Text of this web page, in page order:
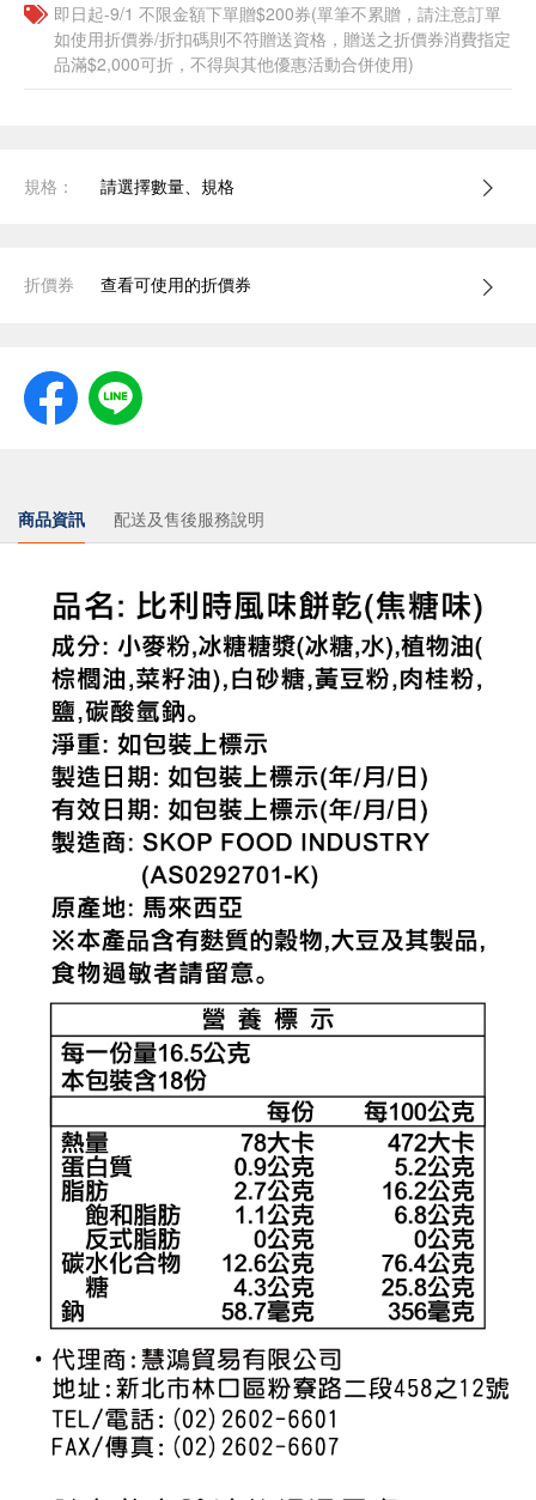
即日起-9/1 不限金額下單贈$200券(單筆不累贈，請注意訂單
如使用折價券/折扣碼則不符贈送資格，贈送之折價券消費指定
品滿$2,000可折，不得與其他優惠活動合併使用)
規格： 請選擇數量、規格
折價券 查看可使用的折價券
商品資訊 配送及售後服務說明